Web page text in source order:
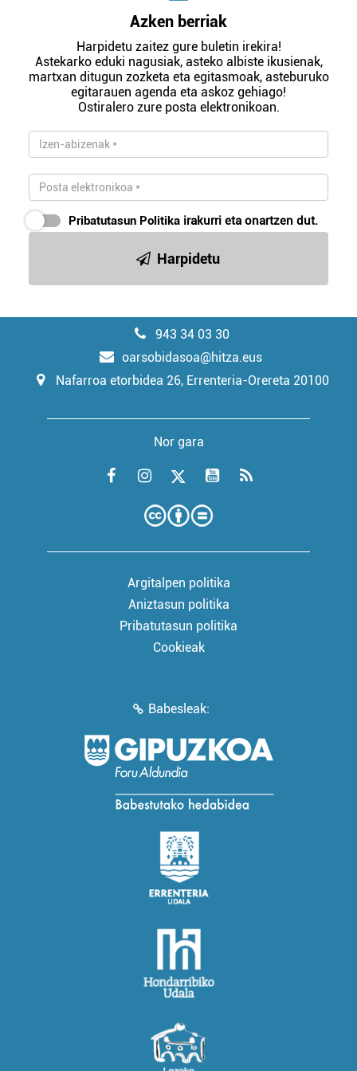
Azken berriak
Harpidetu zaitez gure buletin irekira!
Astekarko eduki nagusiak, asteko albiste ikusienak,
martxan ditugun zozketa eta egitasmoak, asteburuko
egitarauen agenda eta askoz gehiago!
Ostiralero zure posta elektronikoan.
Pribatutasun Politika irakurri eta onartzen dut.
Harpidetu
943 34 03 30
oarsobidasoa@hitza.eus
Nafarroa etorbidea 26, Errenteria-Orereta 20100
Nor gara
Argitalpen politika
Aniztasun politika
Pribatutasun politika
Cookieak
Babesleak: